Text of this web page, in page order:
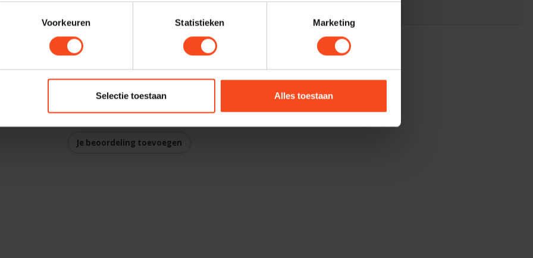
Voorkeuren Statistieken Marketing
Selectie toestaan Alles toestaan
Juist hierom zijn de Epic
van the Chord Company. Heeft u
voor uw hifi set, stel deze dan
budget en uw persoonlijke situatie.
Je beoordeling toevoegen